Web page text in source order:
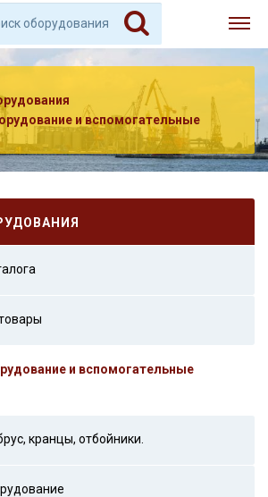
и вспомогательные
и вспомогательные
кранцы, отбойники.